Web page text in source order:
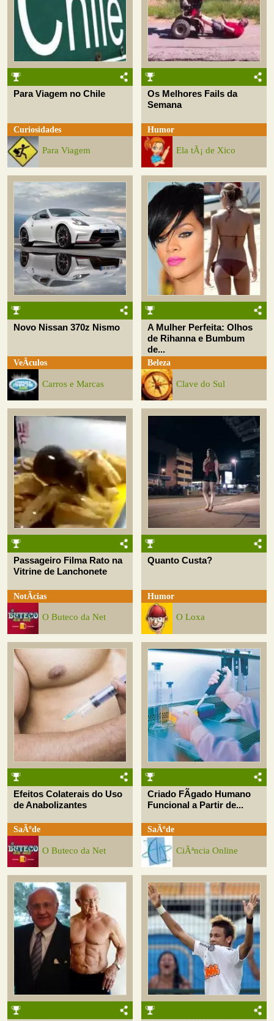
Para Viagem no Chile
Curiosidades
Para Viagem
Os Melhores Fails da
Semana
Humor
Ela tÃ¡ de Xico
Novo Nissan 370z Nismo
VeÃ­culos
Carros e Marcas
A Mulher Perfeita: Olhos
de Rihanna e Bumbum
de...
Beleza
Clave do Sul
Passageiro Filma Rato na
Vitrine de Lanchonete
NotÃ­cias
O Buteco da Net
Quanto Custa?
Humor
O Loxa
Efeitos Colaterais do Uso
de Anabolizantes
SaÃºde
O Buteco da Net
Criado FÃ­gado Humano
Funcional a Partir de...
SaÃºde
CiÃªncia Online